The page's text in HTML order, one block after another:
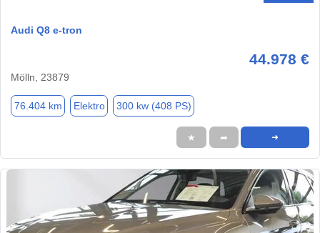
Audi Q8 e-tron
44.978 €
Mölln, 23879
76.404 km Elektro 300 kw (408 PS)
★ ➦ ➜